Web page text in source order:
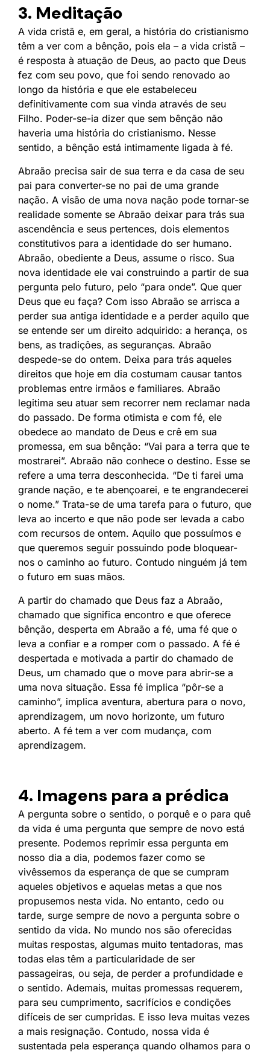
3. Meditação
A vida cristã e, em geral, a história do cristianismo
têm a ver com a bênção, pois ela – a vida cristã –
é resposta à atuação de Deus, ao pacto que Deus
fez com seu povo, que foi sendo renovado ao
longo da história e que ele estabeleceu
definitivamente com sua vinda através de seu
Filho. Poder-se-ia dizer que sem bênção não
haveria uma história do cristianismo. Nesse
sentido, a bênção está intimamente ligada à fé.
Abraão precisa sair de sua terra e da casa de seu
pai para converter-se no pai de uma grande
nação. A visão de uma nova nação pode tornar-se
realidade somente se Abraão deixar para trás sua
ascendência e seus pertences, dois elementos
constitutivos para a identidade do ser humano.
Abraão, obediente a Deus, assume o risco. Sua
nova identidade ele vai construindo a partir de sua
pergunta pelo futuro, pelo “para onde”. Que quer
Deus que eu faça? Com isso Abraão se arrisca a
perder sua antiga identidade e a perder aquilo que
se entende ser um direito adquirido: a herança, os
bens, as tradições, as seguranças. Abraão
despede-se do ontem. Deixa para trás aqueles
direitos que hoje em dia costumam causar tantos
problemas entre irmãos e familiares. Abraão
legitima seu atuar sem recorrer nem reclamar nada
do passado. De forma otimista e com fé, ele
obedece ao mandato de Deus e crê em sua
promessa, em sua bênção: “Vai para a terra que te
mostrarei”. Abraão não conhece o destino. Esse se
refere a uma terra desconhecida. “De ti farei uma
grande nação, e te abençoarei, e te engrandecerei
o nome.” Trata-se de uma tarefa para o futuro, que
leva ao incerto e que não pode ser levada a cabo
com recursos de ontem. Aquilo que possuímos e
que queremos seguir possuindo pode bloquear-
nos o caminho ao futuro. Contudo ninguém já tem
o futuro em suas mãos.
A partir do chamado que Deus faz a Abraão,
chamado que significa encontro e que oferece
bênção, desperta em Abraão a fé, uma fé que o
leva a confiar e a romper com o passado. A fé é
despertada e motivada a partir do chamado de
Deus, um chamado que o move para abrir-se a
uma nova situação. Essa fé implica “pôr-se a
caminho”, implica aventura, abertura para o novo,
aprendizagem, um novo horizonte, um futuro
aberto. A fé tem a ver com mudança, com
aprendizagem.
4. Imagens para a prédica
A pergunta sobre o sentido, o porquê e o para quê
da vida é uma pergunta que sempre de novo está
presente. Podemos reprimir essa pergunta em
nosso dia a dia, podemos fazer como se
vivêssemos da esperança de que se cumpram
aqueles objetivos e aquelas metas a que nos
propusemos nesta vida. No entanto, cedo ou
tarde, surge sempre de novo a pergunta sobre o
sentido da vida. No mundo nos são oferecidas
muitas respostas, algumas muito tentadoras, mas
todas elas têm a particularidade de ser
passageiras, ou seja, de perder a profundidade e
o sentido. Ademais, muitas promessas requerem,
para seu cumprimento, sacrifícios e condições
difíceis de ser cumpridas. E isso leva muitas vezes
a mais resignação. Contudo, nossa vida é
sustentada pela esperança quando olhamos para o